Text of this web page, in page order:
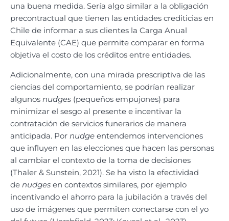
una buena medida. Sería algo similar a la obligación
precontractual que tienen las entidades crediticias en
Chile de informar a sus clientes la Carga Anual
Equivalente (CAE) que permite comparar en forma
objetiva el costo de los créditos entre entidades.
Adicionalmente, con una mirada prescriptiva de las
ciencias del comportamiento, se podrían realizar
algunos nudges (pequeños empujones) para
minimizar el sesgo al presente e incentivar la
contratación de servicios funerarios de manera
anticipada. Por nudge entendemos intervenciones
que influyen en las elecciones que hacen las personas
al cambiar el contexto de la toma de decisiones
(Thaler & Sunstein, 2021). Se ha visto la efectividad
de nudges en contextos similares, por ejemplo
incentivando el ahorro para la jubilación a través del
uso de imágenes que permiten conectarse con el yo